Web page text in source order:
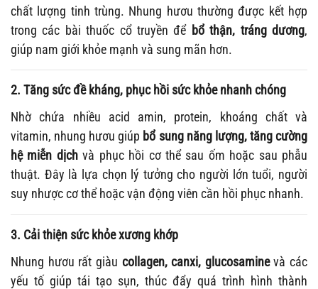
chất lượng tinh trùng. Nhung hươu thường được kết hợp
trong các bài thuốc cổ truyền để bổ thận, tráng dương,
giúp nam giới khỏe mạnh và sung mãn hơn.
2. Tăng sức đề kháng, phục hồi sức khỏe nhanh chóng
Nhờ chứa nhiều acid amin, protein, khoáng chất và
vitamin, nhung hươu giúp bổ sung năng lượng, tăng cường
hệ miễn dịchvà phục hồi cơ thể sau ốm hoặc sau phẫu
thuật. Đây là lựa chọn lý tưởng cho người lớn tuổi, người
suy nhược cơ thể hoặc vận động viên cần hồi phục nhanh.
3. Cải thiện sức khỏe xương khớp
Nhung hươu rất giàu collagen, canxi, glucosaminevà các
yếu tố giúp tái tạo sụn, thúc đẩy quá trình hình thành